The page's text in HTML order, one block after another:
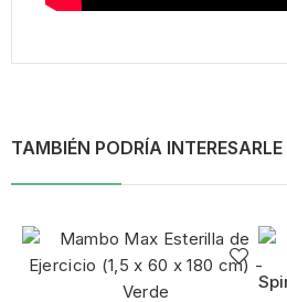
TAMBIÉN PODRÍA INTERESARLE